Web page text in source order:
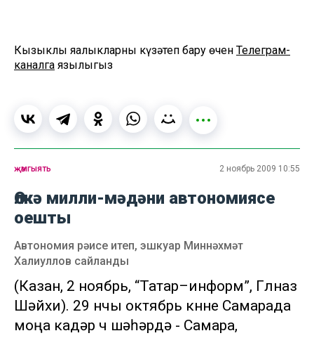
Кызыклы яңалыкларны күзәтеп бару өчен Телеграм-
каналга язылыгыз
җәмгыять 2 ноябрь 2009 10:55
Өлкә милли-мәдәни автономиясе
оешты
Автономия рәисе итеп, эшкуар Миннәхмәт
Халиуллов сайланды
(Казан, 2 ноябрь, “Татар–информ”, Гөлназ
Шәйхи). 29 нчы октябрь көнне Самарада
моңа кадәр өч шәһәрдә - Самара,